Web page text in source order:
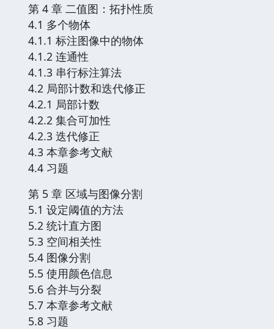
第 4 章 二值图：拓扑性质
4.1 多个物体
4.1.1 标注图像中的物体
4.1.2 连通性
4.1.3 串行标注算法
4.2 局部计数和迭代修正
4.2.1 局部计数
4.2.2 集合可加性
4.2.3 迭代修正
4.3 本章参考文献
4.4 习题
第 5 章 区域与图像分割
5.1 设定阈值的方法
5.2 统计直方图
5.3 空间相关性
5.4 图像分割
5.5 使用颜色信息
5.6 合并与分裂
5.7 本章参考文献
5.8 习题